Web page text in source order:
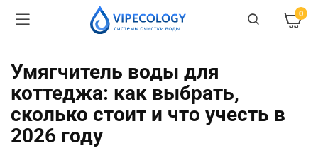
0
Умягчитель воды для
коттеджа: как выбрать,
сколько стоит и что учесть в
2026 году